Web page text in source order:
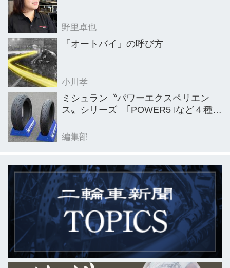
ら名古屋、神戸に1店ずつ...
野里卓也
「オートバイ」の呼び方
小川孝
ミシュラン〝パワーエクスペリエン
ス〟シリーズ ｢POWER5｣など４種を
編集部